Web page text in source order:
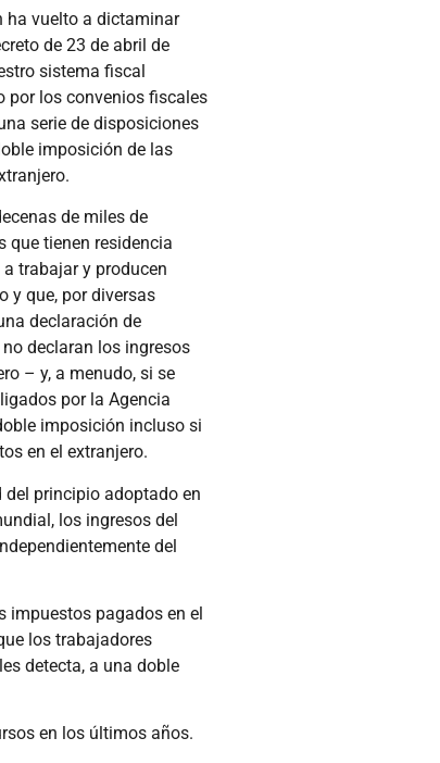
ha vuelto a dictaminar
de 23 de abril de
sistema fiscal
por los convenios fiscales
serie de disposiciones
imposición de las
de miles de
que tienen residencia
trabajar y producen
y que, por diversas
declaración de
declaran los ingresos
– y, a menudo, si se
por la Agencia
imposición incluso si
en el extranjero.
del principio adoptado en
los ingresos del
del
impuestos pagados en el
los trabajadores
detecta, a una doble
en los últimos años.